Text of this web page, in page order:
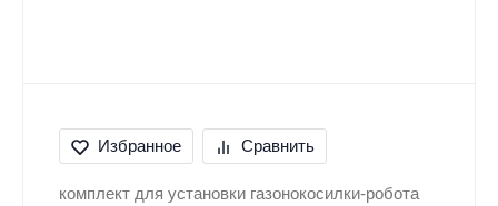
Избранное Сравнить
комплект для установки газонокосилки-робота